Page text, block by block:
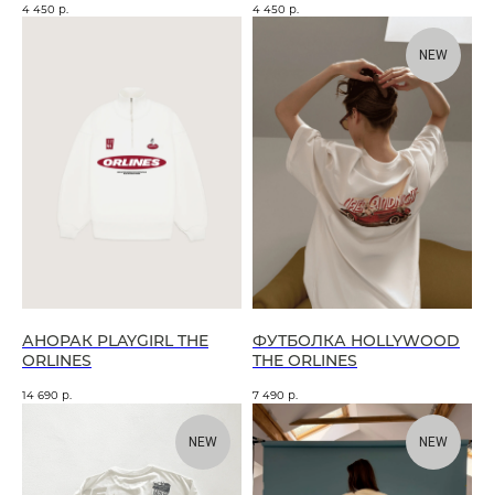
4 450 р. 4 450 р.
АНОРАК PLAYGIRL THE
ORLINES
14 690 р.
NEW
ФУТБОЛКА HOLLYWOOD
THE ORLINES
7 490 р.
NEW NEW